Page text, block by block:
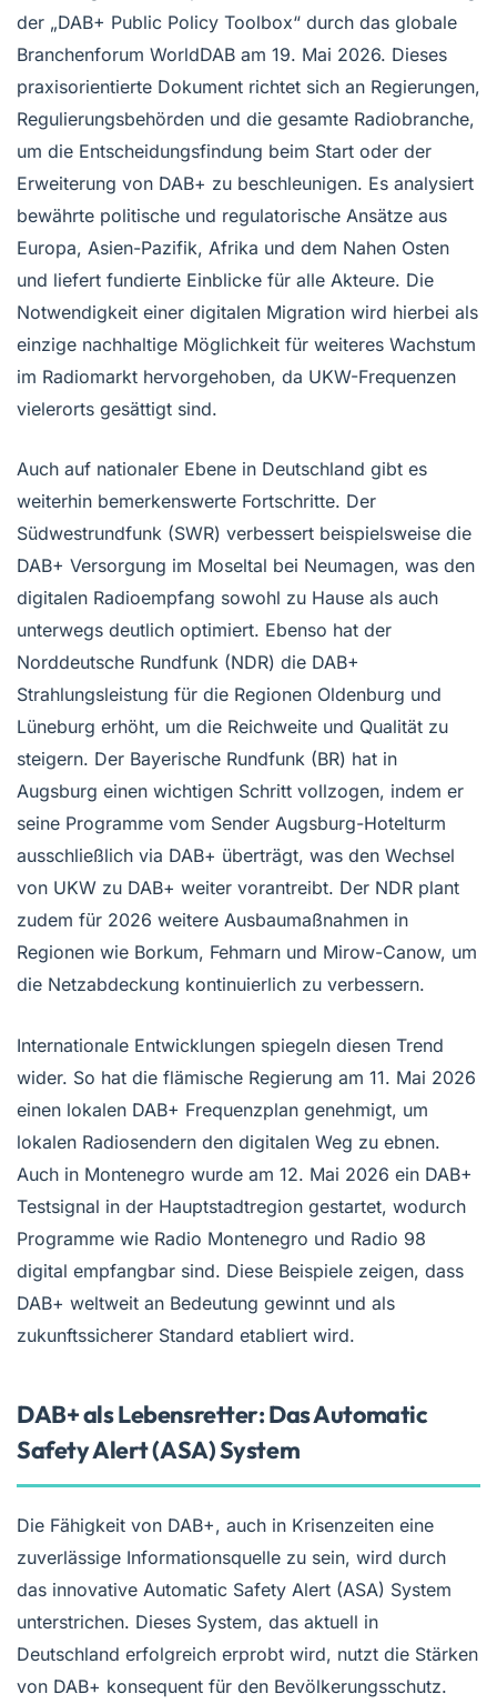
der „DAB+ Public Policy Toolbox“ durch das globale
Branchenforum WorldDAB am 19. Mai 2026. Dieses
praxisorientierte Dokument richtet sich an Regierungen,
Regulierungsbehörden und die gesamte Radiobranche,
um die Entscheidungsfindung beim Start oder der
Erweiterung von DAB+ zu beschleunigen. Es analysiert
bewährte politische und regulatorische Ansätze aus
Europa, Asien-Pazifik, Afrika und dem Nahen Osten
und liefert fundierte Einblicke für alle Akteure. Die
Notwendigkeit einer digitalen Migration wird hierbei als
einzige nachhaltige Möglichkeit für weiteres Wachstum
im Radiomarkt hervorgehoben, da UKW-Frequenzen
vielerorts gesättigt sind.
Auch auf nationaler Ebene in Deutschland gibt es
weiterhin bemerkenswerte Fortschritte. Der
Südwestrundfunk (SWR) verbessert beispielsweise die
DAB+ Versorgung im Moseltal bei Neumagen, was den
digitalen Radioempfang sowohl zu Hause als auch
unterwegs deutlich optimiert. Ebenso hat der
Norddeutsche Rundfunk (NDR) die DAB+
Strahlungsleistung für die Regionen Oldenburg und
Lüneburg erhöht, um die Reichweite und Qualität zu
steigern. Der Bayerische Rundfunk (BR) hat in
Augsburg einen wichtigen Schritt vollzogen, indem er
seine Programme vom Sender Augsburg-Hotelturm
ausschließlich via DAB+ überträgt, was den Wechsel
von UKW zu DAB+ weiter vorantreibt. Der NDR plant
zudem für 2026 weitere Ausbaumaßnahmen in
Regionen wie Borkum, Fehmarn und Mirow-Canow, um
die Netzabdeckung kontinuierlich zu verbessern.
Internationale Entwicklungen spiegeln diesen Trend
wider. So hat die flämische Regierung am 11. Mai 2026
einen lokalen DAB+ Frequenzplan genehmigt, um
lokalen Radiosendern den digitalen Weg zu ebnen.
Auch in Montenegro wurde am 12. Mai 2026 ein DAB+
Testsignal in der Hauptstadtregion gestartet, wodurch
Programme wie Radio Montenegro und Radio 98
digital empfangbar sind. Diese Beispiele zeigen, dass
DAB+ weltweit an Bedeutung gewinnt und als
zukunftssicherer Standard etabliert wird.
DAB+ als Lebensretter: Das Automatic
Safety Alert (ASA) System
Die Fähigkeit von DAB+, auch in Krisenzeiten eine
zuverlässige Informationsquelle zu sein, wird durch
das innovative Automatic Safety Alert (ASA) System
unterstrichen. Dieses System, das aktuell in
Deutschland erfolgreich erprobt wird, nutzt die Stärken
von DAB+ konsequent für den Bevölkerungsschutz.